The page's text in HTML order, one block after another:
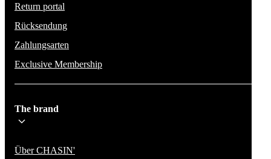
Return portal
Rücksendung
Zahlungsarten
Exclusive Membership
The brand
Über CHASIN'